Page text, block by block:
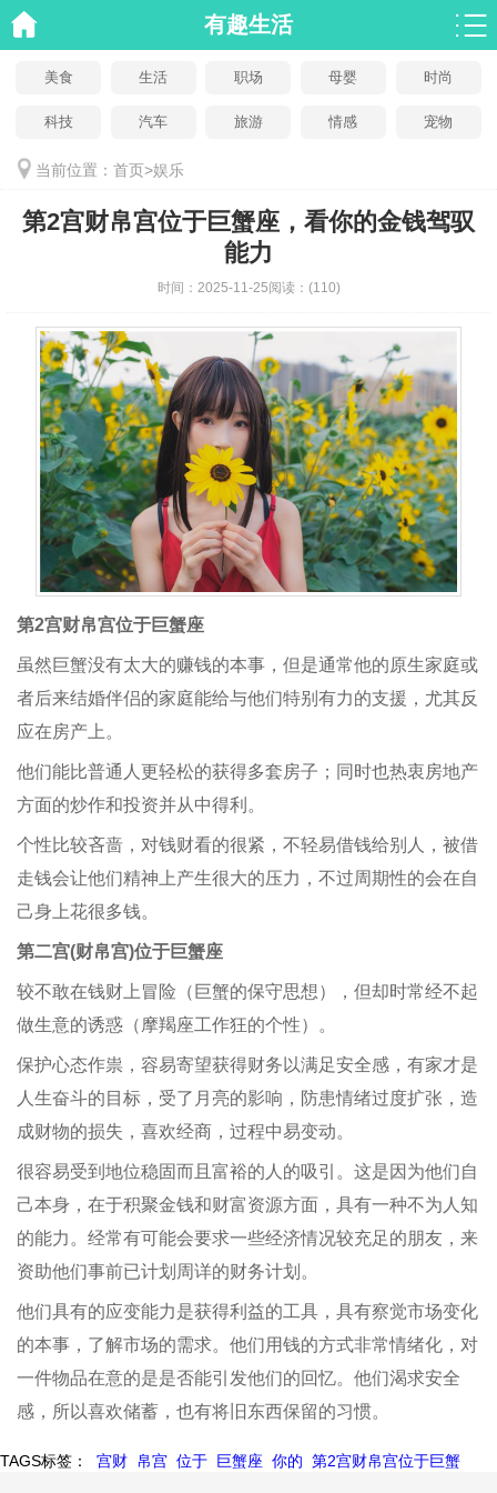
有趣生活
美食 生活 职场 母婴 时尚
科技 汽车 旅游 情感 宠物
当前位置： 首页>娱乐
第2宫财帛宫位于巨蟹座，看你的金钱驾驭
能力
时间： 2025-11-25阅读： (110)
第2宫财帛宫位于巨蟹座
虽然巨蟹没有太大的赚钱的本事，但是通常他的原生家庭或
者后来结婚伴侣的家庭能给与他们特别有力的支援，尤其反
应在房产上。
他们能比普通人更轻松的获得多套房子；同时也热衷房地产
方面的炒作和投资并从中得利。
个性比较吝啬，对钱财看的很紧，不轻易借钱给别人，被借
走钱会让他们精神上产生很大的压力，不过周期性的会在自
己身上花很多钱。
第二宫(财帛宫)位于巨蟹座
较不敢在钱财上冒险（巨蟹的保守思想），但却时常经不起
做生意的诱惑（摩羯座工作狂的个性）。
保护心态作祟，容易寄望获得财务以满足安全感，有家才是
人生奋斗的目标，受了月亮的影响，防患情绪过度扩张，造
成财物的损失，喜欢经商，过程中易变动。
很容易受到地位稳固而且富裕的人的吸引。这是因为他们自
己本身，在于积聚金钱和财富资源方面，具有一种不为人知
的能力。经常有可能会要求一些经济情况较充足的朋友，来
资助他们事前已计划周详的财务计划。
他们具有的应变能力是获得利益的工具，具有察觉市场变化
的本事，了解市场的需求。他们用钱的方式非常情绪化，对
一件物品在意的是是否能引发他们的回忆。他们渴求安全
感，所以喜欢储蓄，也有将旧东西保留的习惯。
TAGS标签： 宫财 帛宫 位于 巨蟹座 你的 第2宫财帛宫位于巨蟹